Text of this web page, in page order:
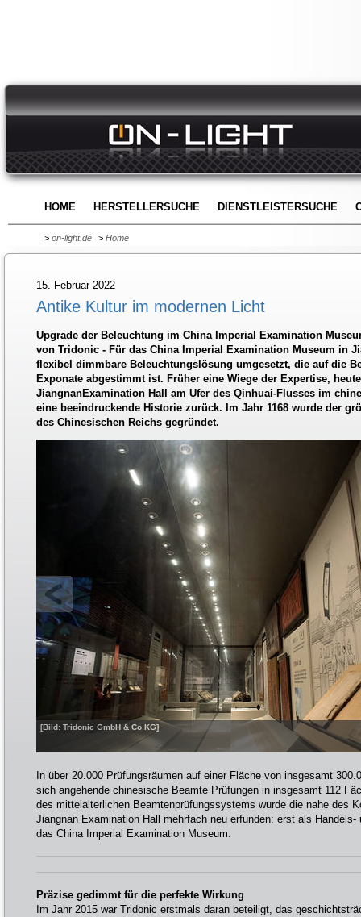
HOME HERSTELLERSUCHE DIENSTLEISTERSUCHE
> on-light.de > Home
15. Februar 2022
Antike Kultur im modernen Licht
Upgrade der Beleuchtung im China Imperial Examination
von Tridonic - Für das China Imperial Examination Museum in
flexibel dimmbare Beleuchtungslösung umgesetzt, die auf die
Exponate abgestimmt ist. Früher eine Wiege der Expertise,
JiangnanExamination Hall am Ufer des Qinhuai-Flusses im
eine beeindruckende Historie zurück. Im Jahr 1168 wurde der
des Chinesischen Reichs gegründet.
[Bild: Tridonic GmbH & Co KG]
In über 20.000 Prüfungsräumen auf einer Fläche von insgesamt
sich angehende chinesische Beamte Prüfungen in insgesamt 112
des mittelalterlichen Beamtenprüfungssystems wurde die nahe des
Jiangnan Examination Hall mehrfach neu erfunden: erst als
das China Imperial Examination Museum.
Präzise gedimmt für die perfekte Wirkung
Im Jahr 2015 war Tridonic erstmals daran beteiligt, das